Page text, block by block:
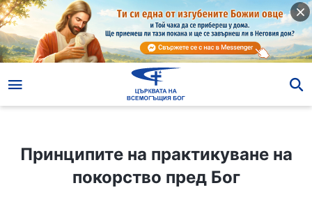
Принципите на практикуване на покорство пред Бог
Принципите на практикуване на
покорство пред Бог